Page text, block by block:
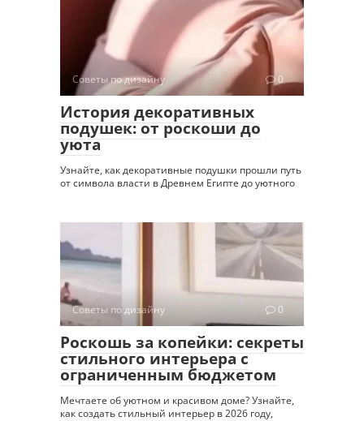
Советы по дизайну 0
История декоративных
подушек: от роскоши до
уюта
Узнайте, как декоративные подушки прошли путь
от символа власти в Древнем Египте до уютного
Советы по дизайну 0
Роскошь за копейки: секреты
стильного интерьера с
ограниченным бюджетом
Мечтаете об уютном и красивом доме? Узнайте,
как создать стильный интерьер в 2026 году,